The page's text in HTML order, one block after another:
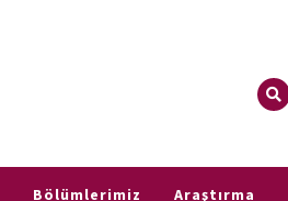
Bölümlerimiz Araştırma